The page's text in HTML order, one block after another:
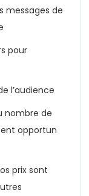
messages de
pour
l’audience
nombre de
opportun
prix sont